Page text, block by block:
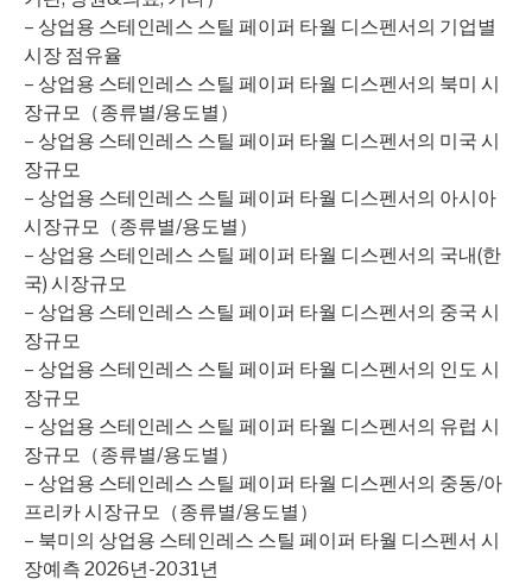
– 상업용 스테인레스 스틸 페이퍼 타월 디스펜서의 기업별
시장 점유율
– 상업용 스테인레스 스틸 페이퍼 타월 디스펜서의 북미 시
장규모（종류별/용도별）
– 상업용 스테인레스 스틸 페이퍼 타월 디스펜서의 미국 시
장규모
– 상업용 스테인레스 스틸 페이퍼 타월 디스펜서의 아시아
시장규모（종류별/용도별）
– 상업용 스테인레스 스틸 페이퍼 타월 디스펜서의 국내(한
국) 시장규모
– 상업용 스테인레스 스틸 페이퍼 타월 디스펜서의 중국 시
장규모
– 상업용 스테인레스 스틸 페이퍼 타월 디스펜서의 인도 시
장규모
– 상업용 스테인레스 스틸 페이퍼 타월 디스펜서의 유럽 시
장규모（종류별/용도별）
– 상업용 스테인레스 스틸 페이퍼 타월 디스펜서의 중동/아
프리카 시장규모（종류별/용도별）
– 북미의 상업용 스테인레스 스틸 페이퍼 타월 디스펜서 시
장예측 2026년-2031년